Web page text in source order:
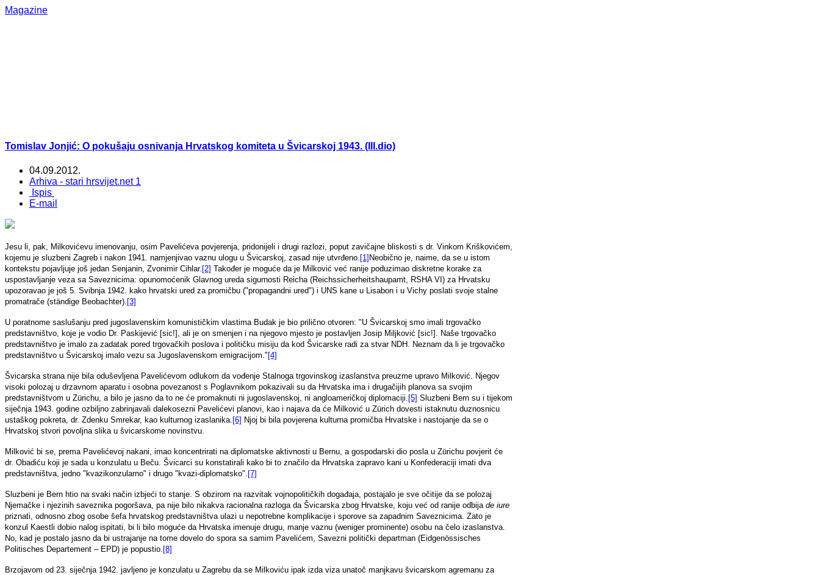
Magazine
Tomislav Jonjić: O pokušaju osnivanja Hrvatskog komiteta u Švicarskoj 1943. (III.dio)
04.09.2012.
Arhiva - stari hrsvijet.net 1
Ispis
E-mail
Jesu li, pak, Milkovićevu imenovanju, osim Pavelićeva povjerenja, pridonijeli i drugi razlozi, poput zavičajne bliskosti s dr. Vinkom Kriškovićem,
kojemu je sluzbeni Zagreb i nakon 1941. namjenjivao vaznu ulogu u Švicarskoj, zasad nije utvrđeno. [1]Neobično je, naime, da se u istom
kontekstu pojavljuje još jedan Senjanin, Zvonimir Cihlar. [2] Također je moguće da je Milković već ranije poduzimao diskretne korake za
uspostavljanje veza sa Saveznicima: opunomoćenik Glavnog ureda sigurnosti Reicha (Reichssicherheitshaupamt, RSHA VI) za Hrvatsku
upozoravao je još 5. Svibnja 1942. kako hrvatski ured za promičbu ("propagandni ured") i UNS kane u Lisabon i u Vichy poslati svoje stalne
promatrače (ständige Beobachter). [3]
U poratnome saslušanju pred jugoslavenskim komunističkim vlastima Budak je bio prilično otvoren: "U Švicarskoj smo imali trgovačko
predstavništvo, koje je vodio Dr. Paskijević [sic!], ali je on smenjen i na njegovo mjesto je postavljen Josip Miljković [sic!]. Naše trgovačko
predstavništvo je imalo za zadatak pored trgovačkih poslova i političku misiju da kod Švicarske radi za stvar NDH. Neznam da li je trgovačko
predstavništvo u Švicarskoj imalo vezu sa Jugoslavenskom emigracijom."[4]
Švicarska strana nije bila oduševljena Pavelićevom odlukom da vođenje Stalnoga trgovinskog izaslanstva preuzme upravo Milković. Njegov
visoki polozaj u drzavnom aparatu i osobna povezanost s Poglavnikom pokazivali su da Hrvatska ima i drugačijih planova sa svojim
predstavništvom u Zürichu, a bilo je jasno da to ne će promaknuti ni jugoslavenskoj, ni angloameričkoj diplomaciji. [5] Sluzbeni Bern su i tijekom
siječnja 1943. godine ozbiljno zabrinjavali dalekosezni Pavelićevi planovi, kao i najava da će Milković u Zürich dovesti istaknutu duznosnicu
ustaškog pokreta, dr. Zdenku Smrekar, kao kulturnog izaslanika. [6] Njoj bi bila povjerena kulturna promičba Hrvatske i nastojanje da se o
Hrvatskoj stvori povoljna slika u švicarskome novinstvu.
Milković bi se, prema Pavelićevoj nakani, imao koncentrirati na diplomatske aktivnosti u Bernu, a gospodarski dio posla u Zürichu povjerit će
dr. Obadiću koji je sada u konzulatu u Beču. Švicarci su konstatirali kako bi to značilo da Hrvatska zapravo kani u Konfederaciji imati dva
predstavništva, jedno "kvazikonzularno" i drugo "kvazi-diplomatsko". [7]
Sluzbeni je Bern htio na svaki način izbjeći to stanje. S obzirom na razvitak vojnopolitičkih događaja, postajalo je sve očitije da se polozaj
Njemačke i njezinih saveznika pogoršava, pa nije bilo nikakva racionalna razloga da Švicarska zbog Hrvatske, koju već od ranije odbija de iure
priznati, odnosno zbog osobe šefa hrvatskog predstavništva ulazi u nepotrebne komplikacije i sporove sa zapadnim Saveznicima. Zato je
konzul Kaestli dobio nalog ispitati, bi li bilo moguće da Hrvatska imenuje drugu, manje vaznu (weniger prominente) osobu na čelo izaslanstva.
No, kad je postalo jasno da bi ustrajanje na tome dovelo do spora sa samim Pavelićem, Savezni politički departman (Eidgenössisches
Politisches Departement – EPD) je popustio. [8]
Brzojavom od 23. siječnja 1942. javljeno je konzulatu u Zagrebu da se Milkoviću ipak izda viza unatoč manjkavu švicarskom agremanu za